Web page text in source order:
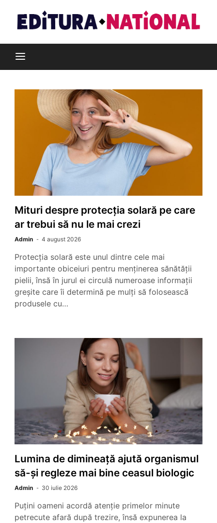
content
Editura Național
Mituri despre protecția solară pe care
ar trebui să nu le mai crezi
Admin 4 august 2026
Protecția solară este unul dintre cele mai
importante obiceiuri pentru menținerea sănătății
pielii, însă în jurul ei circulă numeroase informații
greșite care îi determină pe mulți să folosească
produsele cu…
Lumina de dimineață ajută organismul
să-și regleze mai bine ceasul biologic
Admin 30 iulie 2026
Puțini oameni acordă atenție primelor minute
petrecute afară după trezire, însă expunerea la